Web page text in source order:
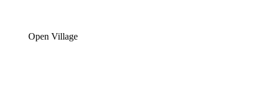
Open Village